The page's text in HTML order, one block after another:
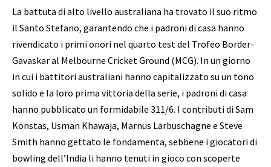
La battuta di alto livello australiana ha trovato il suo ritmo
il Santo Stefano, garantendo che i padroni di casa hanno
rivendicato i primi onori nel quarto test del Trofeo Border-
Gavaskar al Melbourne Cricket Ground (MCG). In un giorno
in cui i battitori australiani hanno capitalizzato su un tono
solido e la loro prima vittoria della serie, i padroni di casa
hanno pubblicato un formidabile 311/6. I contributi di Sam
Konstas, Usman Khawaja, Marnus Larbuschagne e Steve
Smith hanno gettato le fondamenta, sebbene i giocatori di
bowling dell’India li hanno tenuti in gioco con scoperte